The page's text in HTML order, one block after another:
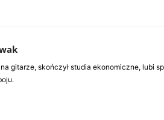
na gitarze, skończył studia ekonomiczne, lubi